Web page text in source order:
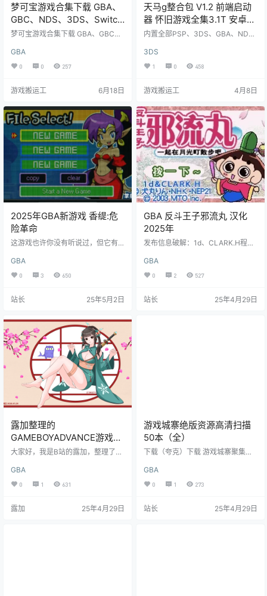
梦可宝游戏合集下载 GBA、
GBC、NDS、3DS、Switch
含模拟器Fi9
梦可宝游戏合集下载 GBA、GBC、
装使用教程 &…
GBA
0 0 257
游戏搬运工 6月18日
天马g整合包 V1.2 前端启动
器 怀旧游戏全集3.1T 安卓
+PC版 附安装教程
内置全部PSP、3DS、GBA、ND
支持电脑PC和安卓运行。 内附了安
装教程和所有文件。按教程安装即
可。游戏ROM太大的 可以下载后选
G模拟器前端 220GB精简版 V2.0
3DS
1 0 458
游戏搬运工 4月8日
2025年GBA新游戏 香缇:危
险革命
这游戏也许你没有听说过，但它有
年在gbc平台发售的银河恶魔城游
戏。这是什么感念，发扬该游戏类
型的月下是98年的游戏。 2.由于当
是gbc二手市场最贵的游戏，前几年
大概1800多…………美刀。 3.这游戏
目前为止全系列共六部，PS5，NS
平台可以买到全六部实体，但出货
量依旧很少。 4.第四作半精灵英…
GBA
0 3 650
站长 25年5月2日
GBA 反斗王子邪流丸 汉化
2025年
发布信息破解：1d、CLARK.H程
译：1d、CLARK.H文档：CLARK.H
测试：1d、CLARK.H更新说明：V1.
0 完全汉化版发布。游戏的原作是类
笑动画片，但遗憾的是原作者犬丸
GBA
0 2 527
站长 25年4月29日
露加整理的
GAMEBOYADVANCE游戏
ROM全集
大家好，我是B站的露加，整理了下
集，现在免费分享给大家，希望喜
欢GBA游戏的朋友们能够补全小时
候的美好回忆。 整理之后的内容以
来几乎所有汉化完成度高的中文游
GBA
0 1 631
露加 25年4月29日
游戏城寨绝版资源高清扫描
50本（全）
下载（夸克）下载 游戏城寨聚集了
辑在职工作，与《游戏机实用技
术》、《掌机王SP》、《最动
漫》、ACG工作室等顶尖刊物和工
力量，为玩家提供第一手游戏资料
GBA
0 1 273
站长 25年4月29日